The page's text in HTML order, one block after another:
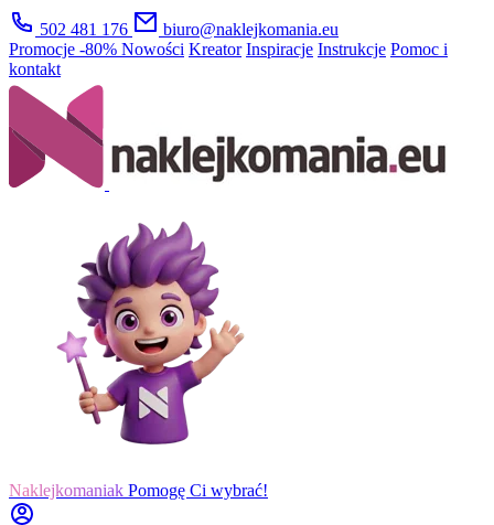
502 481 176
biuro@naklejkomania.eu
Promocje -80% Nowości Kreator Inspiracje Instrukcje Pomoc i
kontakt
Naklejkomaniak Pomogę Ci wybrać!